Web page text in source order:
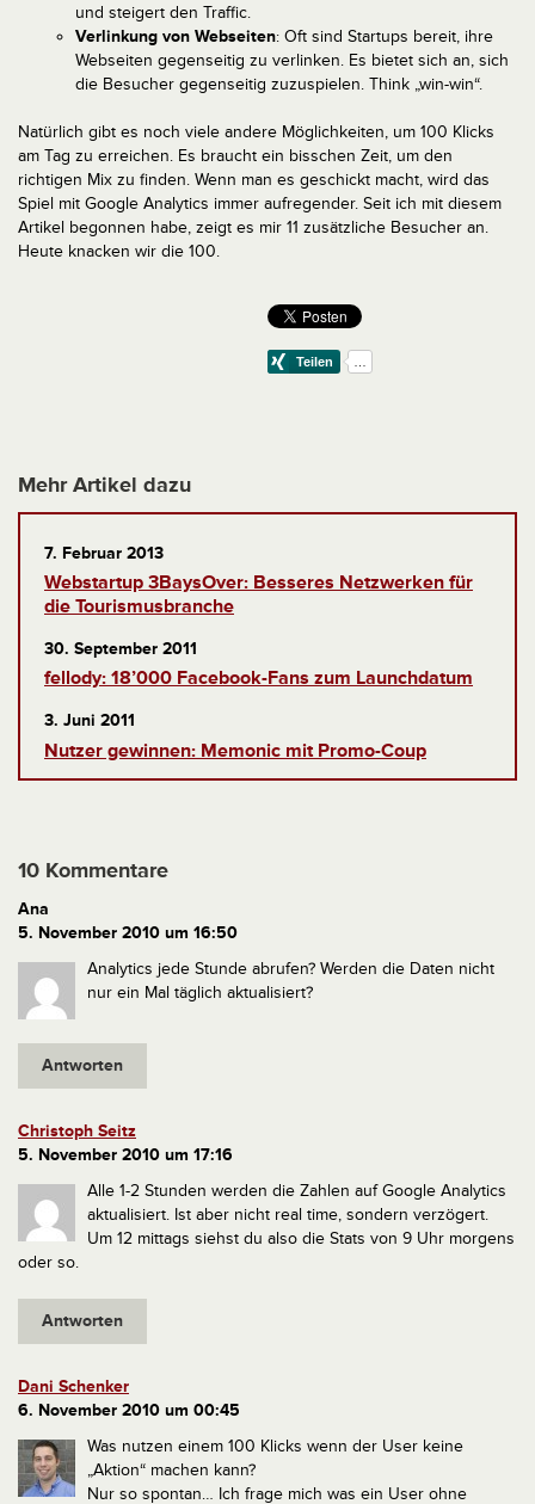
und steigert den Traffic.
Verlinkung von Webseiten: Oft sind Startups bereit, ihre
Webseiten gegenseitig zu verlinken. Es bietet sich an, sich
die Besucher gegenseitig zuzuspielen. Think „win-win“.
Natürlich gibt es noch viele andere Möglichkeiten, um 100 Klicks
am Tag zu erreichen. Es braucht ein bisschen Zeit, um den
richtigen Mix zu finden. Wenn man es geschickt macht, wird das
Spiel mit Google Analytics immer aufregender. Seit ich mit diesem
Artikel begonnen habe, zeigt es mir 11 zusätzliche Besucher an.
Heute knacken wir die 100.
Mehr Artikel dazu
7. Februar 2013
Webstartup 3BaysOver: Besseres Netzwerken für
die Tourismusbranche
30. September 2011
fellody: 18’000 Facebook-Fans zum Launchdatum
3. Juni 2011
Nutzer gewinnen: Memonic mit Promo-Coup
10 Kommentare
Ana
5. November 2010 um 16:50
Analytics jede Stunde abrufen? Werden die Daten nicht
nur ein Mal täglich aktualisiert?
Antworten
Christoph Seitz
5. November 2010 um 17:16
Alle 1-2 Stunden werden die Zahlen auf Google Analytics
aktualisiert. Ist aber nicht real time, sondern verzögert.
Um 12 mittags siehst du also die Stats von 9 Uhr morgens
oder so.
Antworten
Dani Schenker
6. November 2010 um 00:45
Was nutzen einem 100 Klicks wenn der User keine
„Aktion“ machen kann?
Nur so spontan… Ich frage mich was ein User ohne